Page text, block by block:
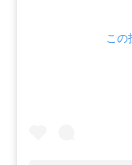
こ